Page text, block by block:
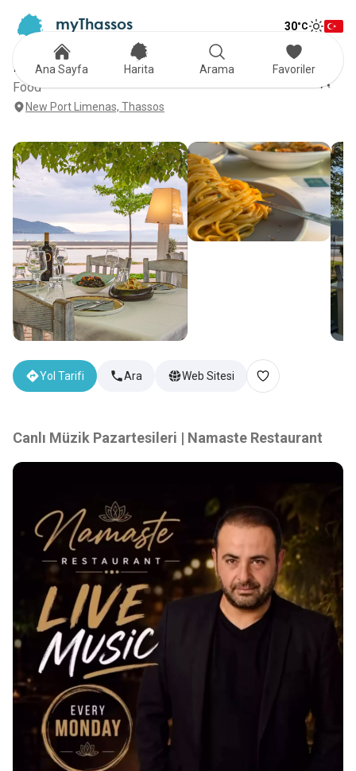
myThassos 30°C
NAMASTE
Food
New Port Limenas, Thassos
Yol Tarifi Ara Web Sitesi
Canlı Müzik Pazartesileri | Namaste Restaurant
Ana Sayfa Harita Arama Favoriler